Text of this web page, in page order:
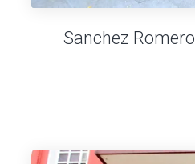
Sanchez Romero